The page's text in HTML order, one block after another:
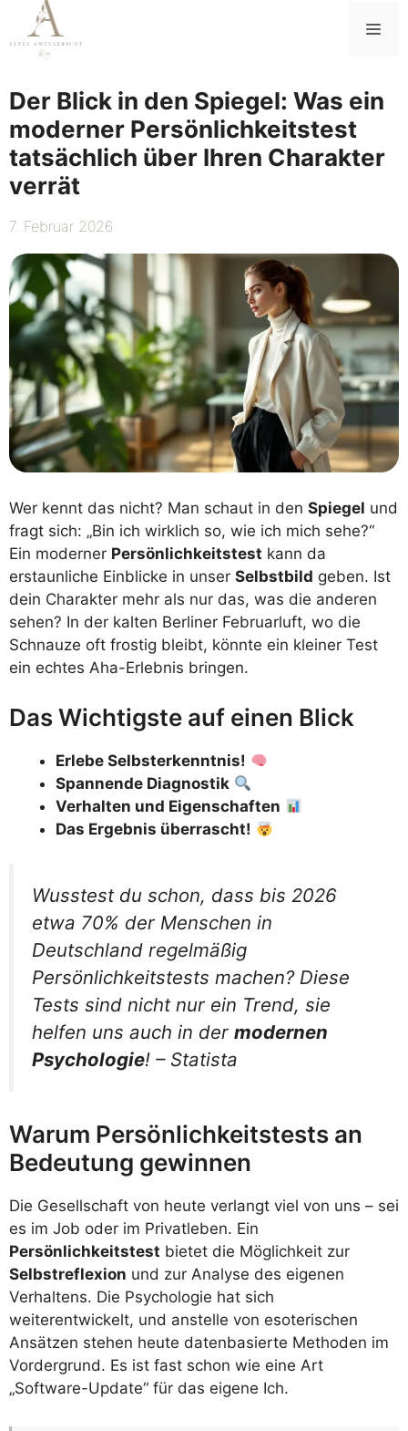
Inhalt
springen
Der Blick in den Spiegel: Was ein
moderner Persönlichkeitstest
tatsächlich über Ihren Charakter
verrät
7. Februar 2026
Wer kennt das nicht? Man schaut in den Spiegel und
fragt sich: „Bin ich wirklich so, wie ich mich sehe?“
Ein moderner Persönlichkeitstest kann da
erstaunliche Einblicke in unser Selbstbild geben. Ist
dein Charakter mehr als nur das, was die anderen
sehen? In der kalten Berliner Februarluft, wo die
Schnauze oft frostig bleibt, könnte ein kleiner Test
ein echtes Aha-Erlebnis bringen.
Das Wichtigste auf einen Blick
Erlebe Selbsterkenntnis!
Spannende Diagnostik
Verhalten und Eigenschaften
Das Ergebnis überrascht!
Wusstest du schon, dass bis 2026
etwa 70% der Menschen in
Deutschland regelmäßig
Persönlichkeitstests machen? Diese
Tests sind nicht nur ein Trend, sie
helfen uns auch in der modernen
Psychologie! – Statista
Warum Persönlichkeitstests an
Bedeutung gewinnen
Die Gesellschaft von heute verlangt viel von uns – sei
es im Job oder im Privatleben. Ein
Persönlichkeitstest bietet die Möglichkeit zur
Selbstreflexion und zur Analyse des eigenen
Verhaltens. Die Psychologie hat sich
weiterentwickelt, und anstelle von esoterischen
Ansätzen stehen heute datenbasierte Methoden im
Vordergrund. Es ist fast schon wie eine Art
„Software-Update“ für das eigene Ich.